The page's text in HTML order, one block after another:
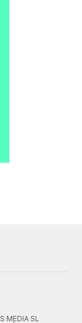
MEDIA SL